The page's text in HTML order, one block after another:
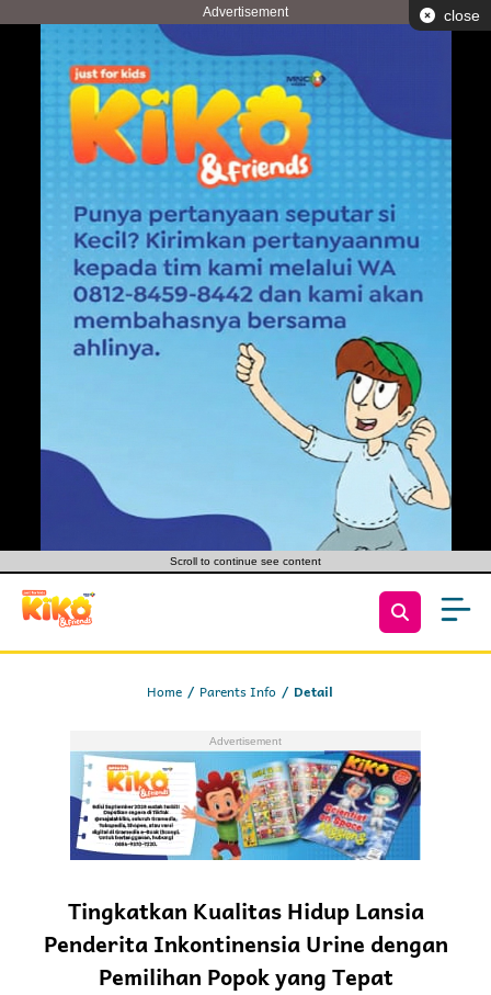
Advertisement close
Scroll to continue see content
Home Parents Info Detail
Tingkatkan Kualitas Hidup Lansia
Penderita Inkontinensia Urine dengan
Pemilihan Popok yang Tepat